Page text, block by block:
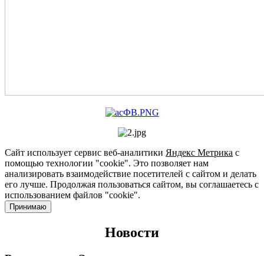
Сайт использует сервис веб-аналитики Яндекс Метрика с
помощью технологии "cookie". Это позволяет нам
анализировать взаимодействие посетителей с сайтом и делать
его лучше. Продолжая пользоваться сайтом, вы соглашаетесь с
использованием файлов "cookie".
Принимаю
Новости